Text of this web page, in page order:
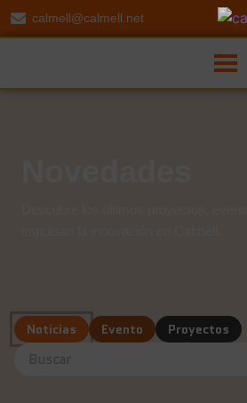
calmell@calmell.net
Noticias Evento Proyectos